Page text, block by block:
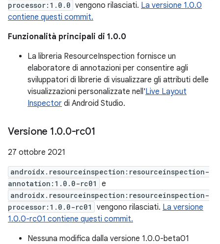
processor:1.0.0 vengono rilasciati. La versione 1.0.0
contiene questi commit.
Funzionalità principali di 1.0.0
La libreria ResourceInspection fornisce un
elaboratore di annotazioni per consentire agli
sviluppatori di librerie di visualizzare gli attributi delle
visualizzazioni personalizzate nell'Live Layout
Inspector di Android Studio.
Versione 1.0.0-rc01
27 ottobre 2021
androidx.resourceinspection:resourceinspection-
annotation:1.0.0-rc01
e
androidx.resourceinspection:resourceinspection-
processor:1.0.0-rc01
vengono rilasciati. La versione
1.0.0-rc01 contiene questi commit.
Nessuna modifica dalla versione 1.0.0-beta01